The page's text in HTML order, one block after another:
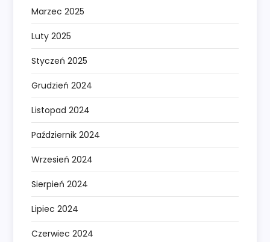
Marzec 2025
Luty 2025
Styczeń 2025
Grudzień 2024
Listopad 2024
Październik 2024
Wrzesień 2024
Sierpień 2024
Lipiec 2024
Czerwiec 2024